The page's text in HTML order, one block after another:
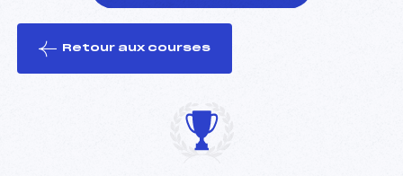
le ski
Retour aux courses